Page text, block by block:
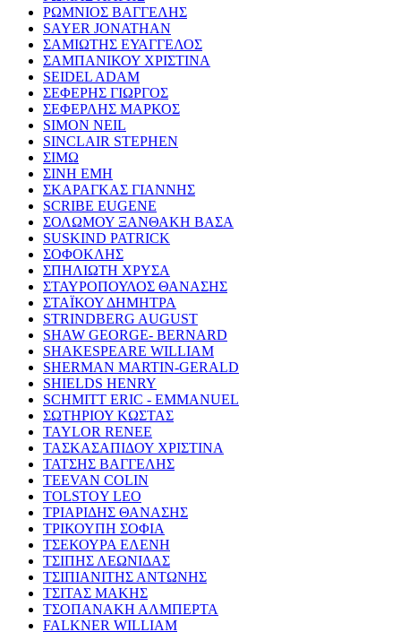
ΡΩΜΝΙΟΣ ΒΑΓΓΕΛΗΣ
SAYER JONATHAN
ΣΑΜΙΩΤΗΣ ΕΥΑΓΓΕΛΟΣ
ΣΑΜΠΑΝΙΚΟΥ ΧΡΙΣΤΙΝΑ
SEIDEL ADAM
ΣΕΦΕΡΗΣ ΓΙΩΡΓΟΣ
ΣΕΦΕΡΛΗΣ ΜΑΡΚΟΣ
SIMON NEIL
SINCLAIR STEPHEN
ΣΙΜΩ
ΣΙΝΗ ΕΜΗ
ΣΚΑΡΑΓΚΑΣ ΓΙΑΝΝΗΣ
SCRIBE EUGENE
ΣΟΛΩΜΟΥ ΞΑΝΘΑΚΗ ΒΑΣΑ
SUSKIND PATRICK
ΣΟΦΟΚΛΗΣ
ΣΠΗΛΙΩΤΗ ΧΡΥΣΑ
ΣΤΑΥΡΟΠΟΥΛΟΣ ΘΑΝΑΣΗΣ
ΣΤΑΪΚΟΥ ΔΗΜΗΤΡΑ
STRINDBERG AUGUST
SHAW GEORGE- BERNARD
SHAKESPEARE WILLIAM
SHERMAN MARTIN-GERALD
SHIELDS HENRY
SCHMITT ERIC - EMMANUEL
ΣΩΤΗΡΙΟΥ ΚΩΣΤΑΣ
TAYLOR RENEE
ΤΑΣΚΑΣΑΠΙΔΟΥ ΧΡΙΣΤΙΝΑ
ΤΑΤΣΗΣ ΒΑΓΓΕΛΗΣ
TEEVAN COLIN
TOLSTOY LEO
ΤΡΙΑΡΙΔΗΣ ΘΑΝΑΣΗΣ
ΤΡΙΚΟΥΠΗ ΣΟΦΙΑ
ΤΣΕΚΟΥΡΑ ΕΛΕΝΗ
ΤΣΙΠΗΣ ΛΕΩΝΙΔΑΣ
ΤΣΙΠΙΑΝΙΤΗΣ ΑΝΤΩΝΗΣ
ΤΣΙΤΑΣ ΜΑΚΗΣ
ΤΣΟΠΑΝΑΚΗ ΑΛΜΠΕΡΤΑ
FALKNER WILLIAM